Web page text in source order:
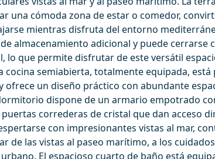
una cómoda zona de estar o comedor,
mientras disfruta del entorno
almacenamiento adicional y puede cerrarse
lo que permite disfrutar de este versátil
cocina semiabierta, totalmente equipada,
ofrece un diseño práctico con abundante
dispone de un armario empotrado
correderas de cristal que dan acceso
con impresionantes vistas al mar,
de las vistas al paseo marítimo, a los
El espacioso cuarto de baño está